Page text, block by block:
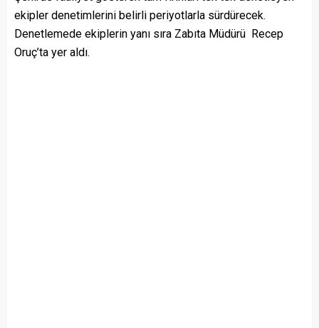
ekipler denetimlerini belirli periyotlarla sürdürecek.
Denetlemede ekiplerin yanı sıra Zabıta Müdürü Recep
Oruç’ta yer aldı.